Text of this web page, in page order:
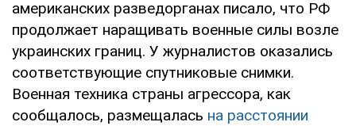
американских разведорганах писало, что РФ
продолжает наращивать военные силы возле
украинских границ. У журналистов оказались
соответствующие спутниковые снимки.
Военная техника страны агрессора, как
сообщалось, размещалась на расстоянии